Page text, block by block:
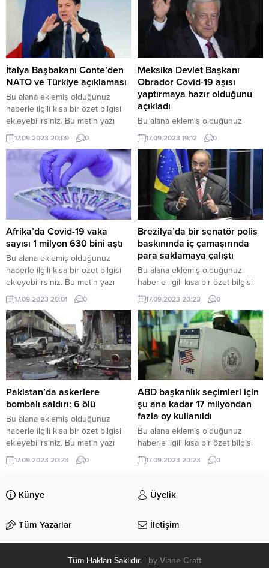
İtalya Başbakanı Conte’den
NATO ve Türkiye açıklaması
Bu alana eklemiş olduğunuz
haberle ilgili kısa bir özet bilgisi
ekleyebilirsiniz. Bu metin yazı
düzenleme sayfasında “Özet”
bölümünden eklenebilir. Özet
eklenmişse başlık altında kalın
olarak bu şekilde gösterilir,
eklenmemişse bu alan boş kalır.
17.09.2023 20:09 0
Meksika Devlet Başkanı
Obrador Covid-19 aşısı
yaptırmaya hazır olduğunu
açıkladı
Bu alana eklemiş olduğunuz
haberle ilgili kısa bir özet bilgisi
ekleyebilirsiniz. Bu metin yazı
düzenleme sayfasında “Özet”
bölümünden eklenebilir. Özet
eklenmişse başlık altında kalın
olarak bu şekilde gösterilir,
eklenmemişse bu alan boş kalır.
17.09.2023 19:12 0
Afrika’da Covid-19 vaka
sayısı 1 milyon 630 bini aştı
Bu alana eklemiş olduğunuz
haberle ilgili kısa bir özet bilgisi
ekleyebilirsiniz. Bu metin yazı
düzenleme sayfasında “Özet”
bölümünden eklenebilir. Özet
eklenmişse başlık altında kalın
olarak bu şekilde gösterilir,
eklenmemişse bu alan boş kalır.
17.09.2023 20:01 0
Brezilya’da bir senatör polis
baskınında iç çamaşırında
para saklamaya çalıştı
Bu alana eklemiş olduğunuz
haberle ilgili kısa bir özet bilgisi
ekleyebilirsiniz. Bu metin yazı
düzenleme sayfasında “Özet”
bölümünden eklenebilir. Özet
eklenmişse başlık altında kalın
olarak bu şekilde gösterilir,
eklenmemişse bu alan boş kalır.
17.09.2023 20:23 0
Pakistan’da askerlere
bombalı saldırı: 6 ölü
Bu alana eklemiş olduğunuz
haberle ilgili kısa bir özet bilgisi
ekleyebilirsiniz. Bu metin yazı
düzenleme sayfasında “Özet”
bölümünden eklenebilir. Özet
olarak bu şekilde gösterilir,
eklenmemişse bu alan boş kalır.
17.09.2023 20:23 0
ABD başkanlık seçimleri için
şu ana kadar 17 milyondan
fazla oy kullanıldı
Bu alana eklemiş olduğunuz
haberle ilgili kısa bir özet bilgisi
ekleyebilirsiniz. Bu metin yazı
düzenleme sayfasında “Özet”
eklenmişse başlık altında kalın
olarak bu şekilde gösterilir,
17.09.2023 20:23 0
Künye Üyelik
Tüm Yazarlar İletişim
Tüm Hakları Saklıdır. | by Viane Craft